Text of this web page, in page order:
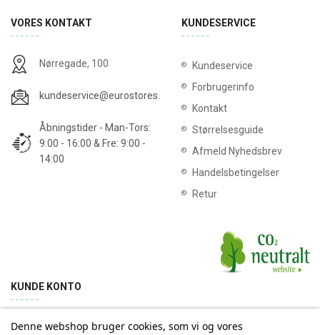
VORES KONTAKT
Nørregade, 100
kundeservice@eurostores.dk
Åbningstider - Man-Tors:
9:00 - 16:00 & Fre: 9:00 -
14:00
KUNDESERVICE
Kundeservice
Forbrugerinfo
Kontakt
Størrelsesguide
Afmeld Nyhedsbrev
Handelsbetingelser
Retur
KUNDE KONTO
Min konto Ordrehistorik Returnering Adresse
Denne webshop bruger cookies, som vi og vores